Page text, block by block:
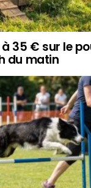
35 € sur le
du matin